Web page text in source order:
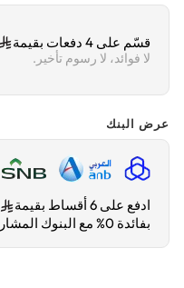
قسّم على 4 دفعات بقيمة
لا فوائد، لا رسوم تأخير.
عرض البنك
ادفع على 6 أقساط بقيمة
بفائدة 0% مع البنوك المشاركة.